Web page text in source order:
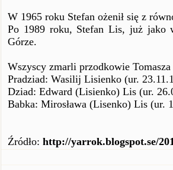
W 1965 roku Stefan ożenił się z
Po 1989 roku, Stefan Lis, już jako
Górze.
Wszyscy zmarli przodkowie
Pradziad: Wasilij Lisienko (ur.
Dziad: Edward (Lisienko) Lis (ur.
Babka: Mirosława (Lisenko) Lis (ur.
Źródło: http://yarrok.blogspot.se/